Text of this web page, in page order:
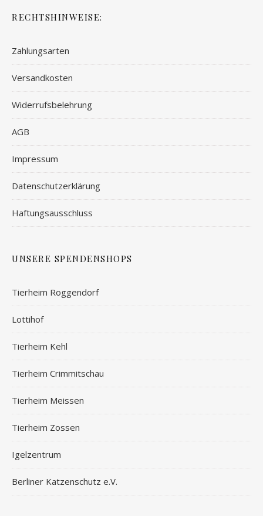
RECHTSHINWEISE:
Zahlungsarten
Versandkosten
Widerrufsbelehrung
AGB
Impressum
Datenschutzerklärung
Haftungsausschluss
UNSERE SPENDENSHOPS
Tierheim Roggendorf
Lottihof
Tierheim Kehl
Tierheim Crimmitschau
Tierheim Meissen
Tierheim Zossen
Igelzentrum
Berliner Katzenschutz e.V.